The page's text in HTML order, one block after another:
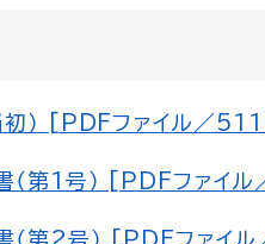
） [PDFファイル／
第1号） [PDFファイ
第2号） [PDFファイ